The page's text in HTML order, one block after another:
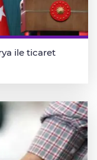
ile ticaret